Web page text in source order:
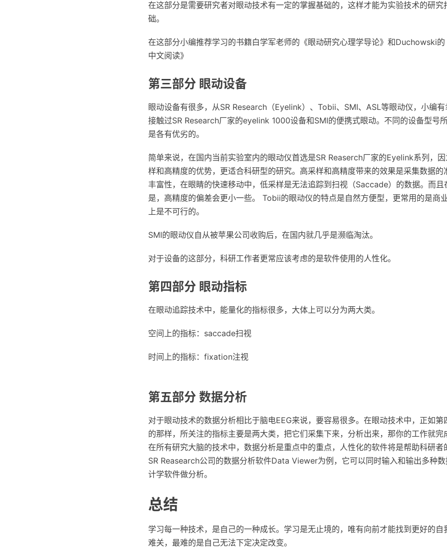
在这部分是需要研究者对眼动技术有一定的掌握基础的，这样才能为实验技术的研究
础。
在这部分小编推荐学习的书籍白学军老师的《眼动研究心理学导论》和Duchowski的
中文阅读》
第三部分 眼动设备
眼动设备有很多，从SR Research（Eyelink）、Tobii、SMI、ASL等眼动仪，小编
接触过SR Research厂家的eyelink 1000设备和SMI的便携式眼动。不同的设备型号
是各有优劣的。
简单来说，在国内当前实验室内的眼动仪首选是SR Reaserch厂家的Eyelink系列，
样和高精度的优势，更适合科研型的研究。高采样和高精度带来的效果是采集数据的
丰富性，在眼睛的快速移动中，低采样是无法追踪到扫视（Saccade）的数据。而且
是，高精度的偏差会更小一些。 Tobii的眼动仪的特点是自然方便型，更常用的是商
上是不可行的。
SMI的眼动仪自从被苹果公司收购后，在国内就几乎是濒临淘汰。
对于设备的这部分，科研工作者更常应该考虑的是软件使用的人性化。
第四部分 眼动指标
在眼动追踪技术中，能量化的指标很多，大体上可以分为两大类。
空间上的指标：saccade扫视
时间上的指标：fixation注视
第五部分 数据分析
对于眼动技术的数据分析相比于脑电EEG来说，要容易很多。在眼动技术中，正如第
的那样，所关注的指标主要是两大类，把它们采集下来，分析出来，那你的工作就完
在所有研究大脑的技术中，数据分析是重点中的重点，人性化的软件将是帮助科研者
SR Reasearch公司的数据分析软件Data Viewer为例，它可以同时输入和输出多种
计学软件做分析。
总结
学习每一种技术，是自己的一种成长。学习是无止境的，唯有向前才能找到更好的自
难关，最难的是自己无法下定决定改变。